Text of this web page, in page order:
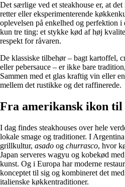
Det særlige ved et steakhouse er, at
retter eller eksperimenterende
oplevelsen på enkelhed og perfektion
kun tre ting: et stykke kød af høj
respekt for råvaren.
De klassiske tilbehør – bagt kartoffel,
eller pebersauce – er ikke bare
Sammen med et glas kraftig vin eller
mellem det rustikke og det raffinerede.
Fra amerikansk ikon
I dag findes steakhouses over hele
lokale smage og traditioner. I
grillkultur, asado og churrasco, hvor
Japan serveres wagyu og kobekød
kunst. Og i Europa har moderne
konceptet til sig og kombineret det
italienske køkkentraditioner.